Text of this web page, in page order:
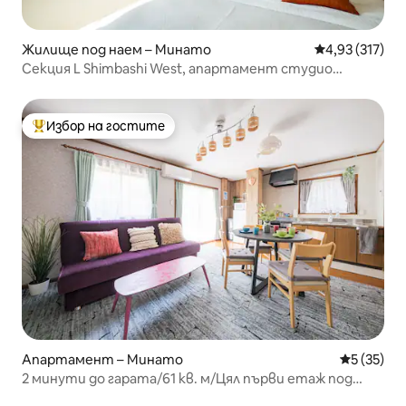
Жилище под наем – Минато Средна
4,93 (317)
Секция L Shimbashi West, апартамент студио
Най-популярен избор на гостите
Избор на гостите
Апартамент – Минато Средна
5 (35)
2 минути до гарата/61 кв. м/Цял първи етаж под